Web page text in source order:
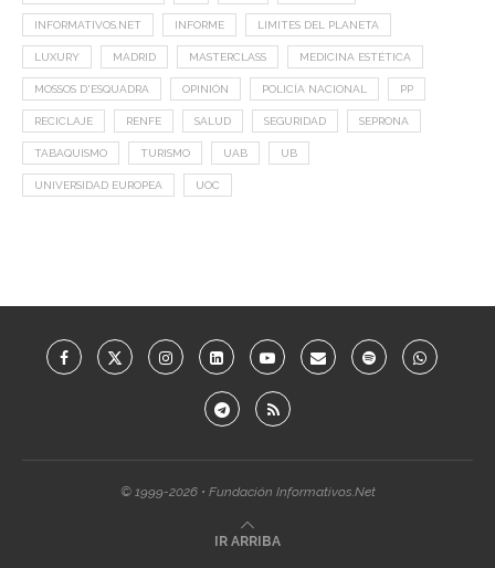
INFORMATIVOS.NET INFORME LIMITES DEL PLANETA
LUXURY MADRID MASTERCLASS MEDICINA ESTÉTICA
MOSSOS D'ESQUADRA OPINIÓN POLICÍA NACIONAL PP
RECICLAJE RENFE SALUD SEGURIDAD SEPRONA
TABAQUISMO TURISMO UAB UB
UNIVERSIDAD EUROPEA UOC
© 1999-2026 • Fundación Informativos.Net
IR ARRIBA